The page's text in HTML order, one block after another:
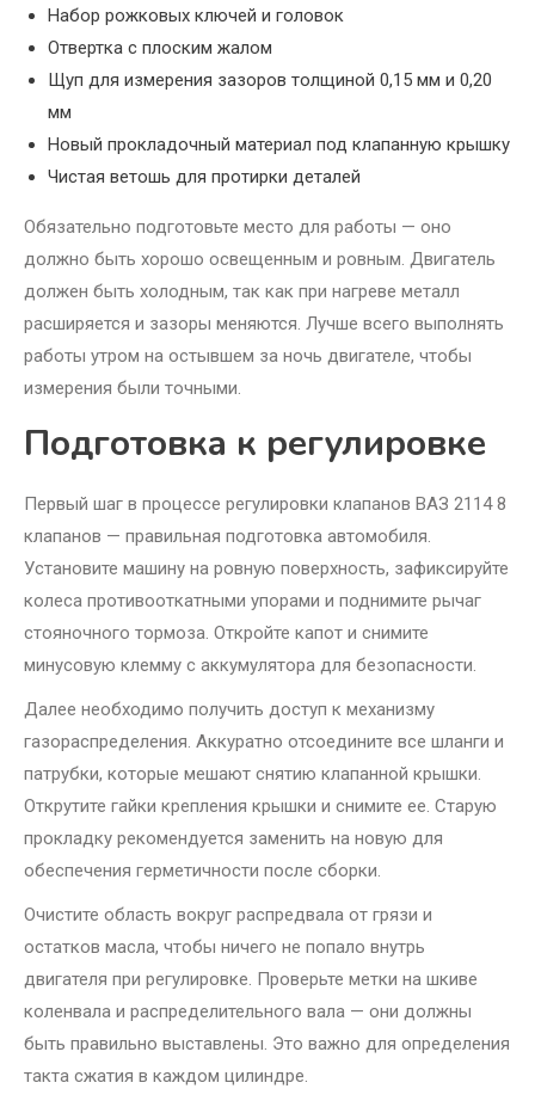
Набор рожковых ключей и головок
Отвертка с плоским жалом
Щуп для измерения зазоров толщиной 0,15 мм и 0,20
мм
Новый прокладочный материал под клапанную крышку
Чистая ветошь для протирки деталей
Обязательно подготовьте место для работы — оно
должно быть хорошо освещенным и ровным. Двигатель
должен быть холодным, так как при нагреве металл
расширяется и зазоры меняются. Лучше всего выполнять
работы утром на остывшем за ночь двигателе, чтобы
измерения были точными.
Подготовка к регулировке
Первый шаг в процессе регулировки клапанов ВАЗ 2114 8
клапанов — правильная подготовка автомобиля.
Установите машину на ровную поверхность, зафиксируйте
колеса противооткатными упорами и поднимите рычаг
стояночного тормоза. Откройте капот и снимите
минусовую клемму с аккумулятора для безопасности.
Далее необходимо получить доступ к механизму
газораспределения. Аккуратно отсоедините все шланги и
патрубки, которые мешают снятию клапанной крышки.
Открутите гайки крепления крышки и снимите ее. Старую
прокладку рекомендуется заменить на новую для
обеспечения герметичности после сборки.
Очистите область вокруг распредвала от грязи и
остатков масла, чтобы ничего не попало внутрь
двигателя при регулировке. Проверьте метки на шкиве
коленвала и распределительного вала — они должны
быть правильно выставлены. Это важно для определения
такта сжатия в каждом цилиндре.